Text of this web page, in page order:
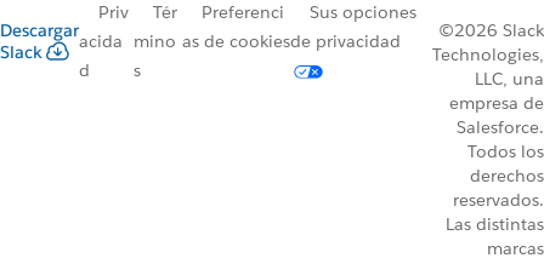
Descargar
Slack
Priv
acida
d
Tér
mino
s
Preferenci
as de cookies
Sus opciones
de privacidad
©2026 Slack
Technologies,
LLC, una
empresa de
Salesforce.
Todos los
derechos
reservados.
Las distintas
marcas